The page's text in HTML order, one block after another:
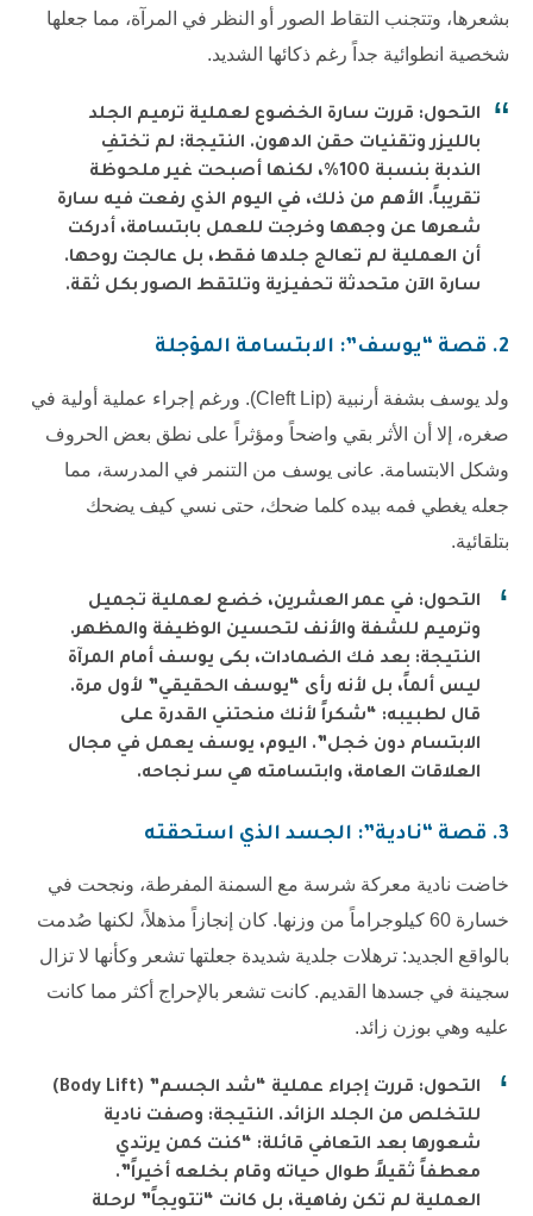
بشعرها، وتتجنب التقاط الصور أو النظر في المرآة، مما جعلها
شخصية انطوائية جداً رغم ذكائها الشديد.
التحول: قررت سارة الخضوع لعملية ترميم الجلد
بالليزر وتقنيات حقن الدهون. النتيجة: لم تختفِ
الندبة بنسبة 100%، لكنها أصبحت غير ملحوظة
تقريباً. الأهم من ذلك، في اليوم الذي رفعت فيه سارة
شعرها عن وجهها وخرجت للعمل بابتسامة، أدركت
أن العملية لم تعالج جلدها فقط، بل عالجت روحها.
سارة الآن متحدثة تحفيزية وتلتقط الصور بكل ثقة.
2. قصة “يوسف”: الابتسامة المؤجلة
ولد يوسف بشفة أرنبية (Cleft Lip). ورغم إجراء عملية أولية في
صغره، إلا أن الأثر بقي واضحاً ومؤثراً على نطق بعض الحروف
وشكل الابتسامة. عانى يوسف من التنمر في المدرسة، مما
جعله يغطي فمه بيده كلما ضحك، حتى نسي كيف يضحك
بتلقائية.
التحول: في عمر العشرين، خضع لعملية تجميل
وترميم للشفة والأنف لتحسين الوظيفة والمظهر.
النتيجة: بعد فك الضمادات، بكى يوسف أمام المرآة
ليس ألماً، بل لأنه رأى “يوسف الحقيقي” لأول مرة.
قال لطبيبه: “شكراً لأنك منحتني القدرة على
الابتسام دون خجل”. اليوم، يوسف يعمل في مجال
العلاقات العامة، وابتسامته هي سر نجاحه.
3. قصة “نادية”: الجسد الذي استحقته
خاضت نادية معركة شرسة مع السمنة المفرطة، ونجحت في
خسارة 60 كيلوجراماً من وزنها. كان إنجازاً مذهلاً، لكنها صُدمت
بالواقع الجديد: ترهلات جلدية شديدة جعلتها تشعر وكأنها لا تزال
سجينة في جسدها القديم. كانت تشعر بالإحراج أكثر مما كانت
عليه وهي بوزن زائد.
التحول: قررت إجراء عملية “شد الجسم” (Body Lift)
للتخلص من الجلد الزائد. النتيجة: وصفت نادية
شعورها بعد التعافي قائلة: “كنت كمن يرتدي
معطفاً ثقيلاً طوال حياته وقام بخلعه أخيراً”.
العملية لم تكن رفاهية، بل كانت “تتويجاً” لرحلة